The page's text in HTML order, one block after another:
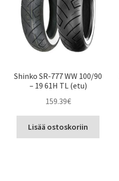
Shinko SR-777 WW 100/90
– 19 61H TL (etu)
159.39€
Lisää ostoskoriin